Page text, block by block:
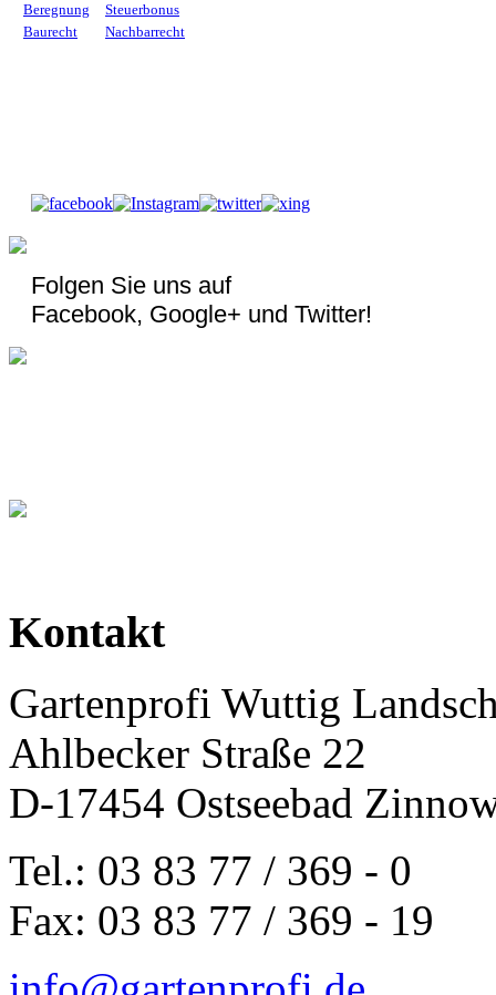
Beregnung
Steuerbonus
Baurecht
Nachbarrecht
Folgen Sie uns auf
Facebook, Google+ und Twitter!
Kontakt
Gartenprofi Wuttig
Ahlbecker Straße 22
D-17454 Ostseebad
Tel.: 03 83 77 / 369 - 0
Fax: 03 83 77 / 369 - 19